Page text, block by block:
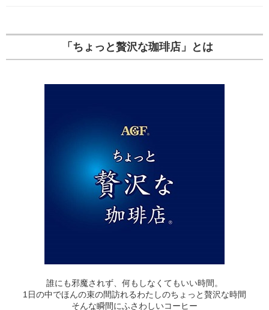
「ちょっと贅沢な珈琲店」とは
誰にも邪魔されず、何もしなくてもいい時間。
1日の中でほんの束の間訪れるわたしのちょっと贅沢な時間
そんな瞬間にふさわしいコーヒー